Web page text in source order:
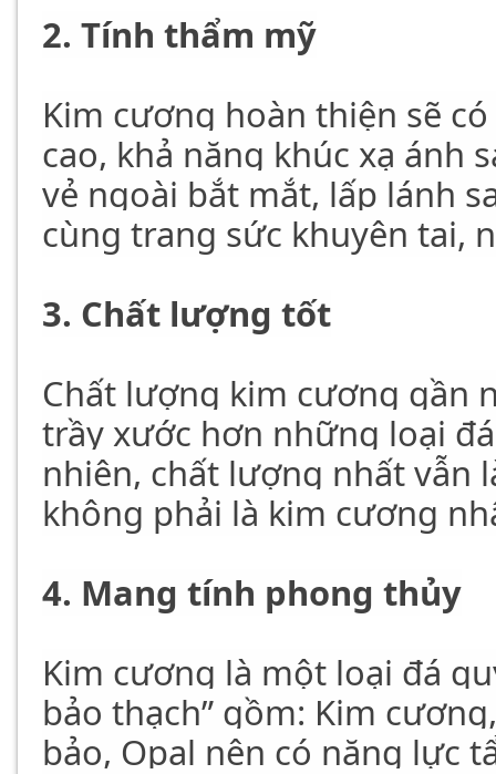
2. Tính thẩm mỹ
Kim cương hoàn thiện sẽ
cao, khả năng khúc xạ ánh
vẻ ngoài bắt mắt, lấp lánh
cùng trang sức khuyên tai,
3. Chất lượng tốt
Chất lượng kim cương gần
trầy xước hơn những loại
nhiên, chất lượng nhất vẫn
không phải là kim cương
4. Mang tính phong thủy
Kim cương là một loại đá
bảo thạch” gồm: Kim
bảo, Opal nên có năng lực